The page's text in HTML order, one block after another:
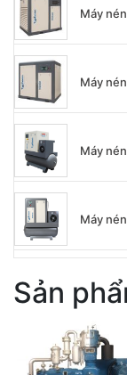
Máy
Máy
Máy
Máy
Sản